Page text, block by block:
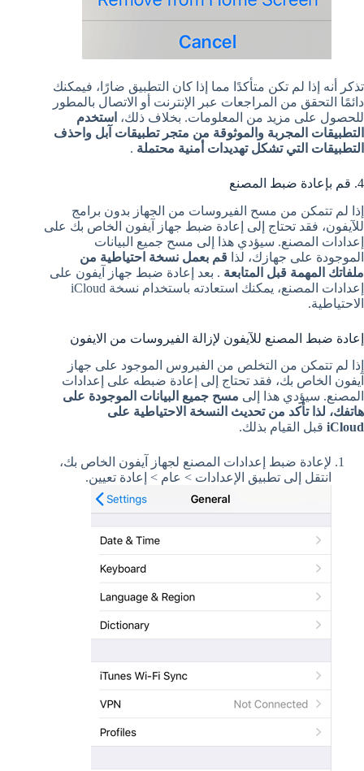
تذكر أنه إذا لم تكن متأكدًا مما إذا كان التطبيق ضارًا، فيمكنك
دائمًا التحقق من المراجعات عبر الإنترنت أو الاتصال بالمطور
للحصول على مزيد من المعلومات. بخلاف ذلك، استخدم
التطبيقات المجربة والموثوقة من متجر تطبيقات آبل واحذف
التطبيقات التي تشكل تهديدات أمنية محتملة .
4. قم بإعادة ضبط المصنع
إذا لم تتمكن من مسح الفيروسات من الجهاز بدون برامج
للآيفون، فقد تحتاج إلى إعادة ضبط جهاز آيفون الخاص بك على
إعدادات المصنع. سيؤدي هذا إلى مسح جميع البيانات
الموجودة على جهازك، لذا قم بعمل نسخة احتياطية من
ملفاتك المهمة قبل المتابعة . بعد إعادة ضبط جهاز آيفون على
إعدادات المصنع، يمكنك استعادته باستخدام نسخة iCloud
الاحتياطية.
إعادة ضبط المصنع للآيفون لإزالة الفيروسات من الايفون
إذا لم تتمكن من التخلص من الفيروس الموجود على جهاز
آيفون الخاص بك، فقد تحتاج إلى إعادة ضبطه على إعدادات
المصنع. سيؤدي هذا إلى مسح جميع البيانات الموجودة على
هاتفك، لذا تأكد من تحديث النسخة الاحتياطية على
iCloud قبل القيام بذلك.
لإعادة ضبط إعدادات المصنع لجهاز آيفون الخاص بك،
انتقل إلى تطبيق الإعدادات > عام > إعادة تعيين.